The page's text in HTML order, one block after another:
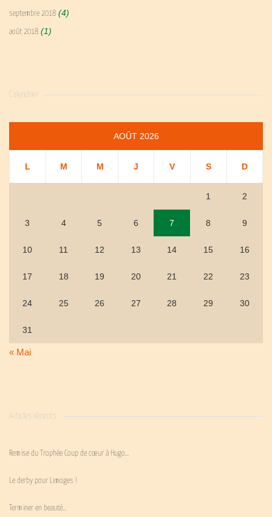
septembre 2018 (4)
août 2018 (1)
Calendrier
AOÛT 2026
L M M J V S D
1 2
3 4 5 6 7 8 9
10 11 12 13 14 15 16
17 18 19 20 21 22 23
24 25 26 27 28 29 30
31
« Mai
Articles récents
Remise du Trophée Coup de cœur à Hugo…
Le derby pour Limoges !
Terminer en beauté…